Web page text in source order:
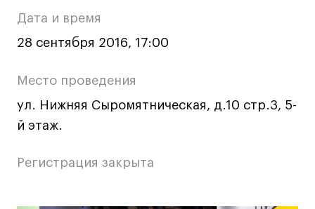
Ювелирный дизайн
Сценография
Промышленный и предметный дизайн
Бизнес и маркетинг
развитие
о
мероприятии
Дата и время
28 сентября 2016, 17:00
Место проведения
ул. Нижняя Сыромятническая, д.10 стр.3, 5-
й этаж.
Регистрация закрыта